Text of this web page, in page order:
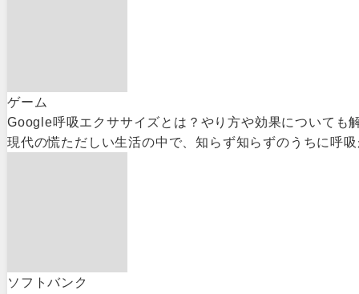
ゲーム
Google呼吸エクササイズとは？やり方や効果についても
現代の慌ただしい生活の中で、知らず知らずのうちに呼
ソフトバンク